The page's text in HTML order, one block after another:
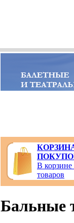
В корзине
товаров
Бальные